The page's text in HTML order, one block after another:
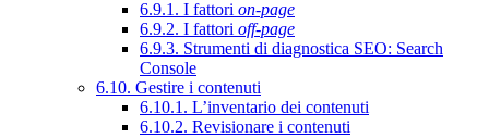
6.9.1. I fattori on-page
6.9.2. I fattori off-page
6.9.3. Strumenti di diagnostica SEO: Search
Console
6.10. Gestire i contenuti
6.10.1. L’inventario dei contenuti
6.10.2. Revisionare i contenuti